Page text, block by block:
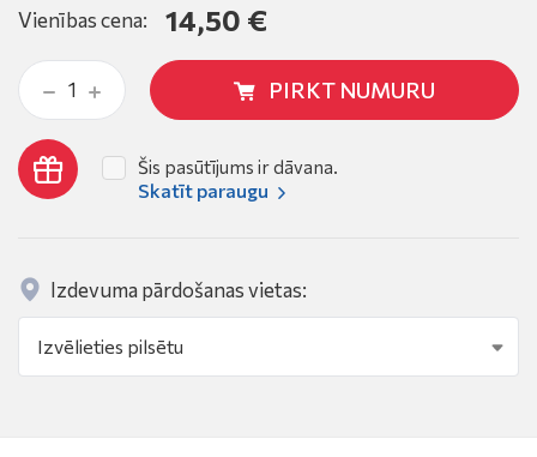
Vienības cena: 14,50 €
PIRKT NUMURU
Šis pasūtījums ir dāvana.
Skatīt paraugu
Izdevuma pārdošanas vietas: